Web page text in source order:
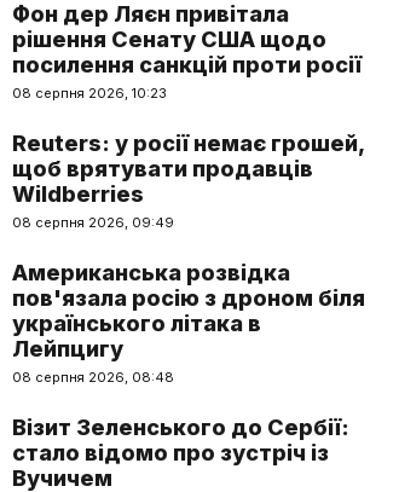
Фон дер Ляєн привітала
рішення Сенату США щодо
посилення санкцій проти росії
08 серпня 2026, 10:23
Reuters: у росії немає грошей,
щоб врятувати продавців
Wildberries
08 серпня 2026, 09:49
Американська розвідка
пов'язала росію з дроном біля
українського літака в
Лейпцигу
08 серпня 2026, 08:48
Візит Зеленського до Сербії:
стало відомо про зустріч із
Вучичем